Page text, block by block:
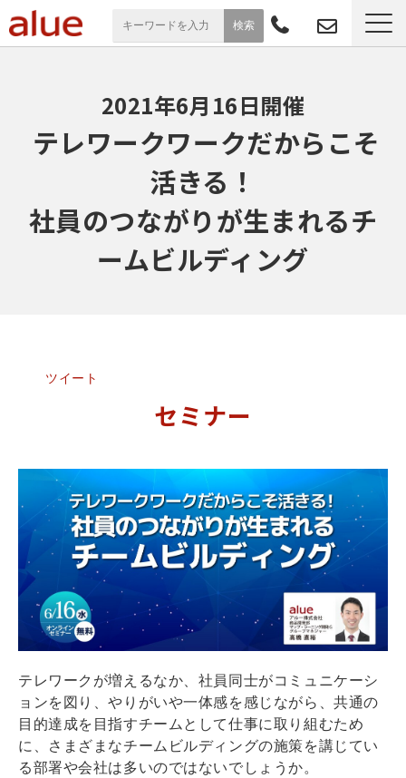
導入事例
お役立ち情報
セミナー
2021年6月16日開催
活きる！
社員のつながりが生まれるチ
ームビルディング
ツイート
セミナー
テレワークが増えるなか、社員同士がコミュニケーシ
ョンを図り、やりがいや一体感を感じながら、共通の
目的達成を目指すチームとして仕事に取り組むため
に、さまざまなチームビルディングの施策を講じてい
る部署や会社は多いのではないでしょうか。